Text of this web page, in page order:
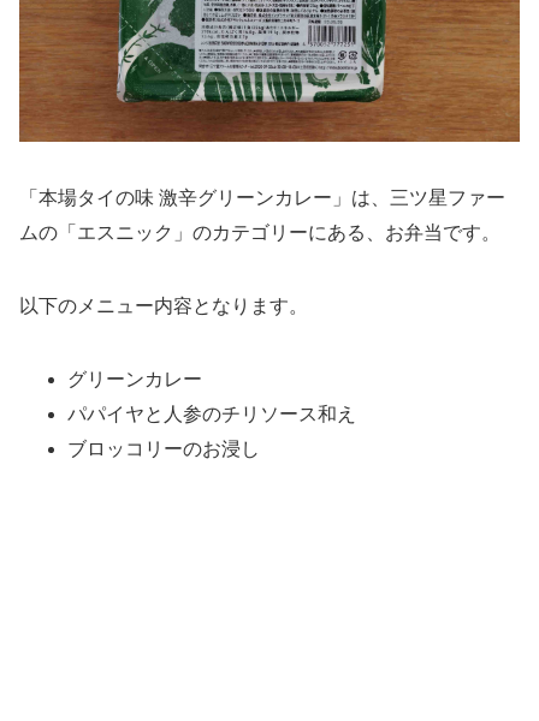
「本場タイの味 激辛グリーンカレー」は、三ツ星ファー
ムの「エスニック」のカテゴリーにある、お弁当です。
以下のメニュー内容となります。
グリーンカレー
パパイヤと人参のチリソース和え
ブロッコリーのお浸し